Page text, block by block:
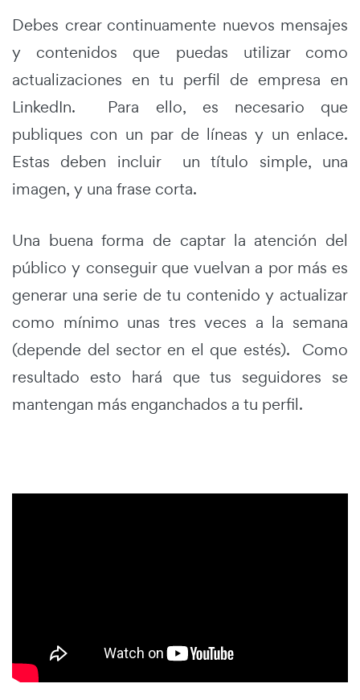
Debes crear continuamente nuevos mensajes
y contenidos que puedas utilizar como
actualizaciones en tu perfil de empresa en
LinkedIn. Para ello, es necesario que
publiques con un par de líneas y un enlace.
Estas deben incluir un título simple, una
imagen, y una frase corta.
Una buena forma de captar la atención del
público y conseguir que vuelvan a por más es
generar una serie de tu contenido y actualizar
como mínimo unas tres veces a la semana
(depende del sector en el que estés). Como
resultado esto hará que tus seguidores se
mantengan más enganchados a tu perfil.